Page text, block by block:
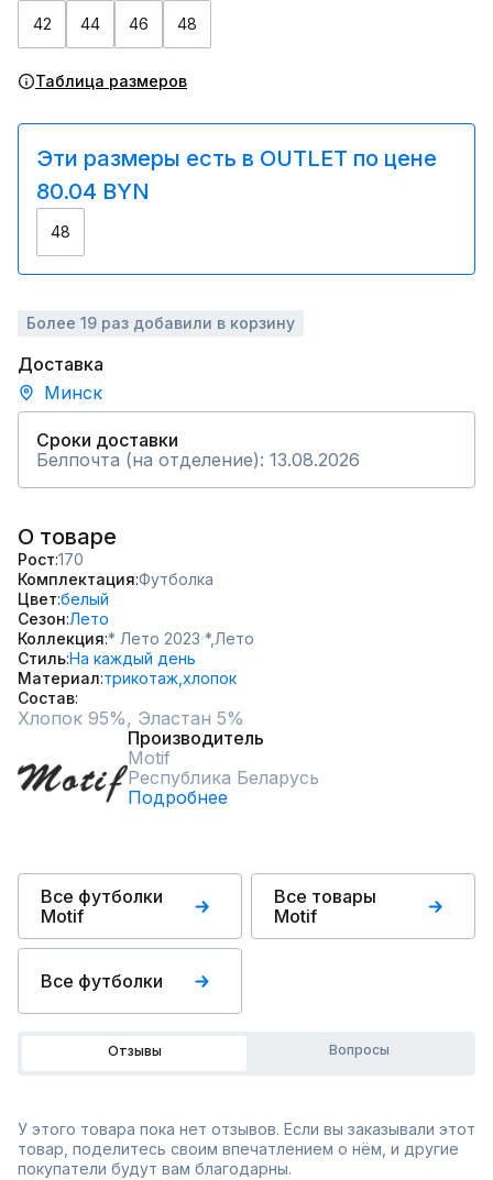
42 44 46 48
Таблица размеров
Эти размеры есть в OUTLET по цене
80.04 BYN
48
Более 19 раз добавили в корзину
Доставка
Минск
Сроки доставки
Белпочта (на отделение): 13.08.2026
О товаре
Рост 170
Комплектация Футболка
Цвет белый
Сезон Лето
Коллекция * Лето 2023 *, Лето
СтильНа каждый день
Материал трикотаж, хлопок
Состав
Хлопок 95%, Эластан 5%
Производитель
Motif
Республика Беларусь
Подробнее
Все футболки
Motif
Все товары
Motif
Все футболки
Отзывы Вопросы
У этого товара пока нет отзывов. Если вы заказывали этот
товар, поделитесь своим впечатлением о нём, и другие
покупатели будут вам благодарны.